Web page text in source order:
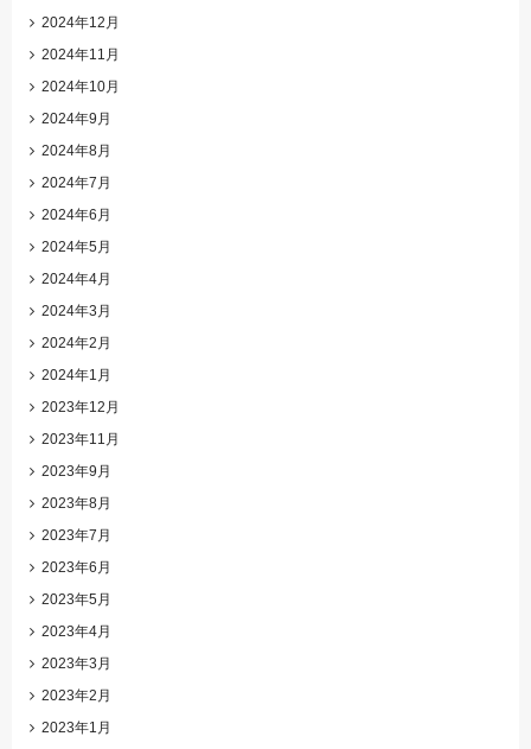
2024年12月
2024年11月
2024年10月
2024年9月
2024年8月
2024年7月
2024年6月
2024年5月
2024年4月
2024年3月
2024年2月
2024年1月
2023年12月
2023年11月
2023年9月
2023年8月
2023年7月
2023年6月
2023年5月
2023年4月
2023年3月
2023年2月
2023年1月